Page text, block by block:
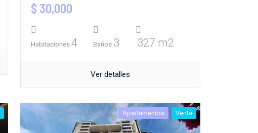
$ 30,000
Habitaciones 4 Baños 3 327 m2
Ver detalles
Apartamentos Venta